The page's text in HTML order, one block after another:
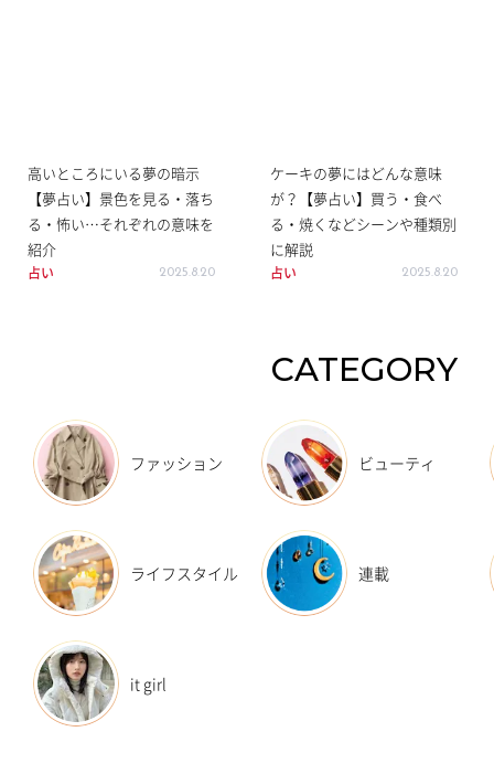
高いところにいる夢の暗示
【夢占い】景色を見る・落ち
る・怖い…それぞれの意味を
紹介
占い 2025.8.20
ケーキの夢にはどんな意味
が？【夢占い】買う・食べ
る・焼くなどシーンや種類別
に解説
占い 2025.8.20
CATEGORY
ファッション ビューティ
ライフスタイル 連載
it girl